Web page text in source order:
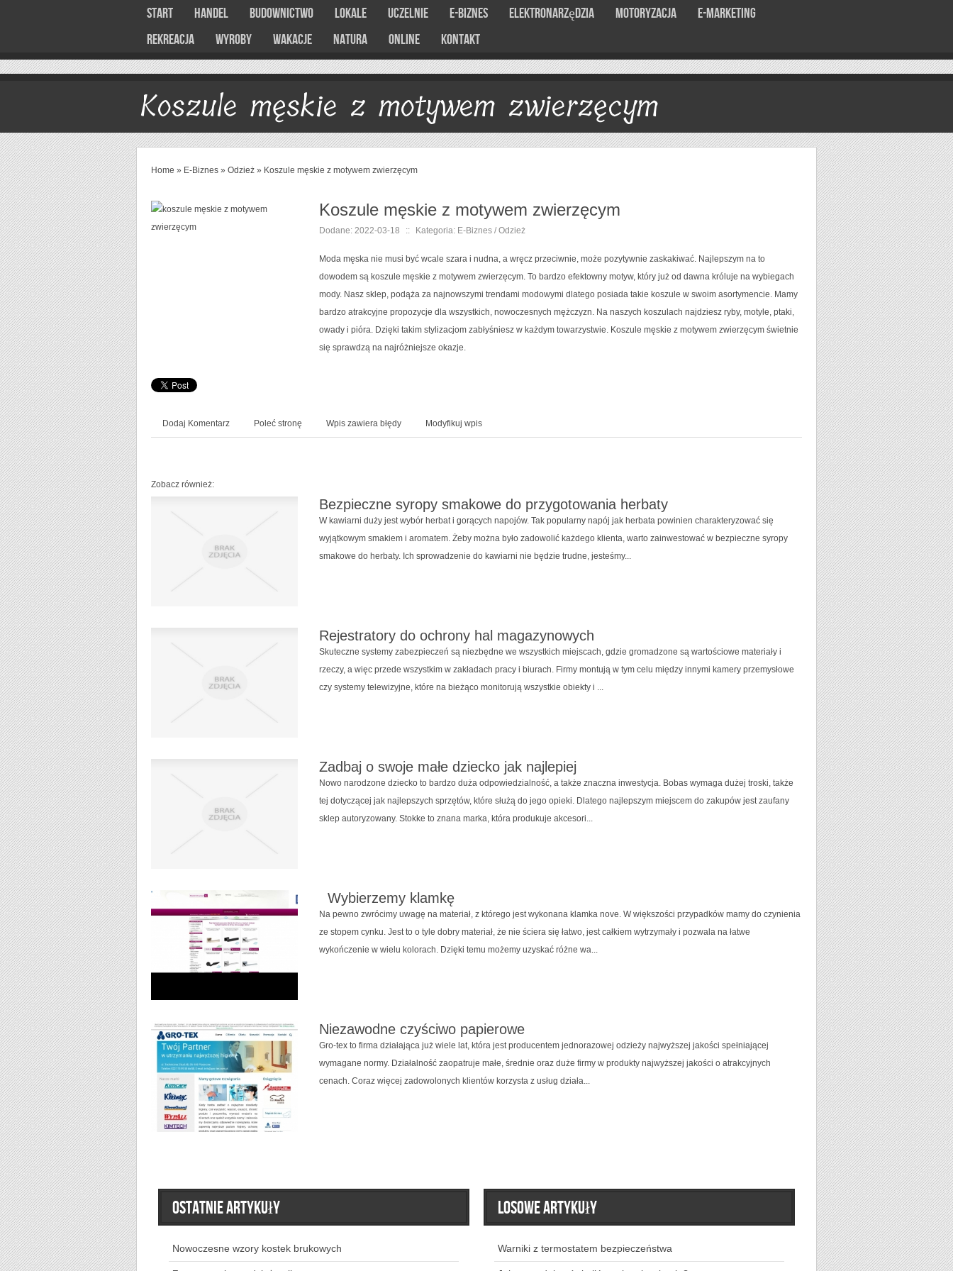
Start Handel Budownictwo Lokale Uczelnie E-Biznes Elektronarzędzia Motoryzacja
E-marketing
Rekreacja
Wyroby Wakacje Natura Online Kontakt
Koszule męskie z motywem zwierzęcym
Home » E-Biznes » Odzież » Koszule męskie z motywem zwierzęcym
Koszule męskie z motywem zwierzęcym
Dodane: 2022-03-18 :: Kategoria: E-Biznes / Odzież
Moda męska nie musi być wcale szara i nudna, a wręcz przeciwnie, może pozytywnie zaskakiwać. Najlepszym na to
dowodem są koszule męskie z motywem zwierzęcym. To bardzo efektowny motyw, który już od dawna króluje na wybiegach
mody. Nasz sklep, podąża za najnowszymi trendami modowymi dlatego posiada takie koszule w swoim asortymencie. Mamy
bardzo atrakcyjne propozycje dla wszystkich, nowoczesnych mężczyzn. Na naszych koszulach najdziesz ryby, motyle, ptaki,
owady i pióra. Dzięki takim stylizacjom zabłyśniesz w każdym towarzystwie. Koszule męskie z motywem zwierzęcym świetnie
się sprawdzą na najróżniejsze okazje.
Dodaj Komentarz Poleć stronę Wpis zawiera błędy Modyfikuj wpis
Zobacz również:
Bezpieczne syropy smakowe do przygotowania herbaty
W kawiarni duży jest wybór herbat i gorących napojów. Tak popularny napój jak herbata powinien charakteryzować się
wyjątkowym smakiem i aromatem. Żeby można było zadowolić każdego klienta, warto zainwestować w bezpieczne syropy
smakowe do herbaty. Ich sprowadzenie do kawiarni nie będzie trudne, jesteśmy...
Rejestratory do ochrony hal magazynowych
Skuteczne systemy zabezpieczeń są niezbędne we wszystkich miejscach, gdzie gromadzone są wartościowe materiały i
rzeczy, a więc przede wszystkim w zakładach pracy i biurach. Firmy montują w tym celu między innymi kamery przemysłowe
czy systemy telewizyjne, które na bieżąco monitorują wszystkie obiekty i ...
Zadbaj o swoje małe dziecko jak najlepiej
Nowo narodzone dziecko to bardzo duża odpowiedzialność, a także znaczna inwestycja. Bobas wymaga dużej troski, także
tej dotyczącej jak najlepszych sprzętów, które służą do jego opieki. Dlatego najlepszym miejscem do zakupów jest zaufany
sklep autoryzowany. Stokke to znana marka, która produkuje akcesori...
Wybierzemy klamkę
Na pewno zwrócimy uwagę na materiał, z którego jest wykonana klamka nove. W większości przypadków mamy do czynienia
ze stopem cynku. Jest to o tyle dobry materiał, że nie ściera się łatwo, jest całkiem wytrzymały i pozwala na łatwe
wykończenie w wielu kolorach. Dzięki temu możemy uzyskać różne wa...
Niezawodne czyściwo papierowe
Gro-tex to firma działająca już wiele lat, która jest producentem jednorazowej odzieży najwyższej jakości spełniającej
wymagane normy. Działalność zaopatruje małe, średnie oraz duże firmy w produkty najwyższej jakości o atrakcyjnych
cenach. Coraz więcej zadowolonych klientów korzysta z usług działa...
Ostatnie artykuły
Nowoczesne wzory kostek brukowych
Losowe artykuły
Warniki z termostatem bezpieczeństwa